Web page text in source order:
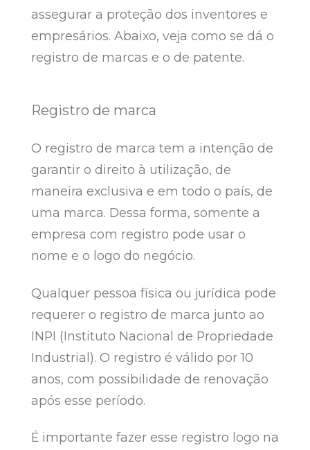
assegurar a proteção dos inventores e
empresários. Abaixo, veja como se dá o
registro de marcas e o de patente.
Registro de marca
O registro de marca tem a intenção de
garantir o direito à utilização, de
maneira exclusiva e em todo o país, de
uma marca. Dessa forma, somente a
empresa com registro pode usar o
nome e o logo do negócio.
Qualquer pessoa física ou jurídica pode
requerer o registro de marca junto ao
INPI (Instituto Nacional de Propriedade
Industrial). O registro é válido por 10
anos, com possibilidade de renovação
após esse período.
É importante fazer esse registro logo na